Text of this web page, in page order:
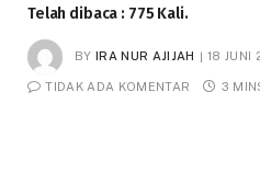
Telah dibaca : 775 Kali.
BY IRA NUR AJIJAH 18 JUNI
TIDAK ADA KOMENTAR 3